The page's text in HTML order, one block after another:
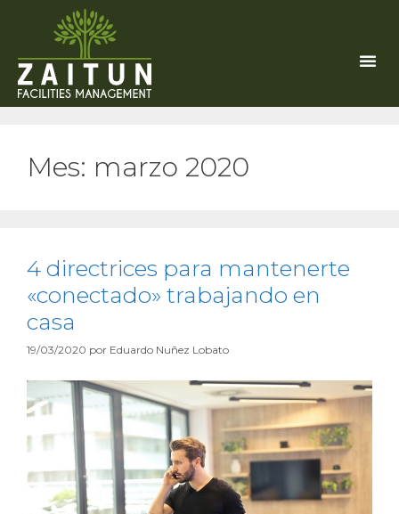
Mes: marzo 2020
4 directrices para mantenerte
«conectado» trabajando en
casa
19/03/2020 por Eduardo Nuñez Lobato